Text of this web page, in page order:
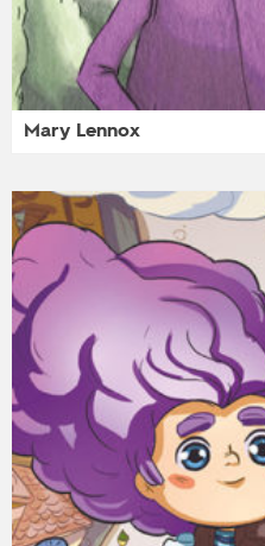
Mary Lennox